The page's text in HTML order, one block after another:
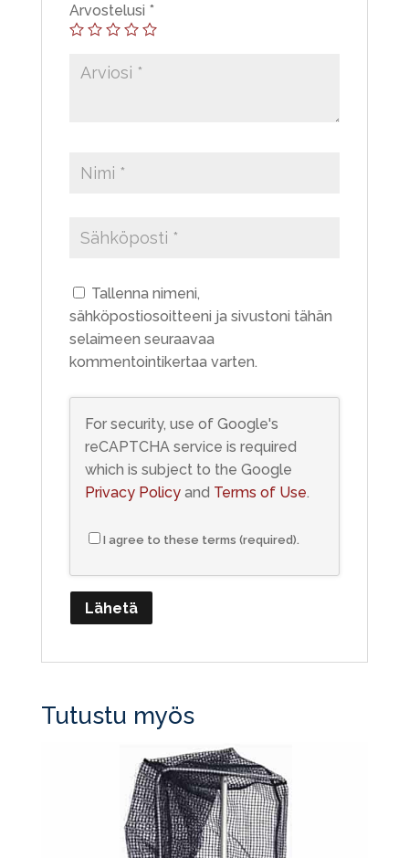
Arvostelusi *
Tallenna nimeni,
sähköpostiosoitteeni ja sivustoni tähän
selaimeen seuraavaa
kommentointikertaa varten.
For security, use of Google's
reCAPTCHA service is required
which is subject to the Google
Privacy Policyand Terms of Use.
I agree to these terms (required).
Tutustu myös